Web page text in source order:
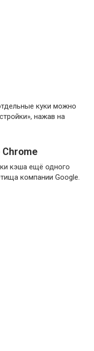
куки можно
нажав на
кэша ещё одного
компании Google.